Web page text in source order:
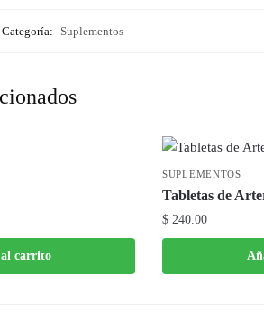
Categoría: Suplementos
carrito
SUPLEMENTOS
Tabletas de
$ 240.00